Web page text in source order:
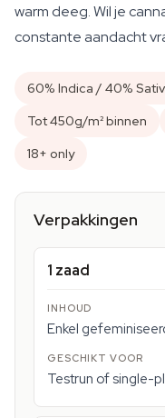
warm deeg. Wil je
constante aandacht
60% Indica / 40%
Tot 450g/m² binnen
18+ only
Verpakkingen
1 zaad
Enkel
Testrun of single-